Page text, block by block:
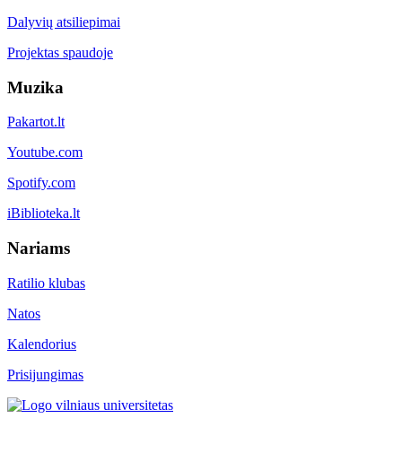
Dalyvių atsiliepimai
Projektas spaudoje
Muzika
Pakartot.lt
Youtube.com
Spotify.com
iBiblioteka.lt
Nariams
Ratilio klubas
Natos
Kalendorius
Prisijungimas